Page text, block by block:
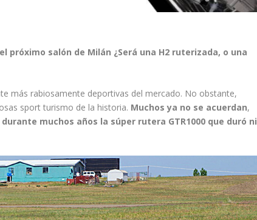
salón de Milán ¿Será una H2 ruterizada, o una
más rabiosamente deportivas del mercado. No obstante,
sport turismo de la historia. Muchos ya no se acuerdan,
durante muchos años la súper rutera GTR1000 que duró ni